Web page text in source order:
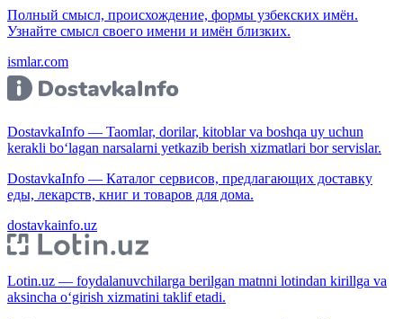
Полный смысл, происхождение, формы узбекских имён.
Узнайте смысл своего имени и имён близких.
ismlar.com
DostavkaInfo — Taomlar, dorilar, kitoblar va boshqa uy uchun
kerakli bo‘lagan narsalarni yetkazib berish xizmatlari bor servislar.
DostavkaInfo — Каталог сервисов, предлагающих доставку
еды, лекарств, книг и товаров для дома.
dostavkainfo.uz
Lotin.uz — foydalanuvchilarga berilgan matnni lotindan kirillga va
aksincha o‘girish xizmatini taklif etadi.